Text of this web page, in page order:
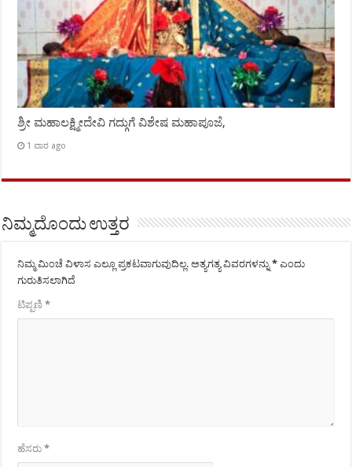
ಶ್ರೀ ಮಹಾಲಕ್ಷ್ಮೀದೇವಿ ಗದ್ಗುಗೆ ವಿಶೇಷ ಮಹಾಪೂಜೆ,
1 ವಾರ ago
ನಿಮ್ಮದೊಂದು ಉತ್ತರ
ನಿಮ್ಮ ಮಿಂಚೆ ವಿಳಾಸ ಎಲ್ಲೂ ಪ್ರಕಟವಾಗುವುದಿಲ್ಲ. ಅತ್ಯಗತ್ಯ ವಿವರಗಳನ್ನು* ಎಂದು
ಗುರುತಿಸಲಾಗಿದೆ
ಟಿಪ್ಪಣಿ*
ಹೆಸರು*